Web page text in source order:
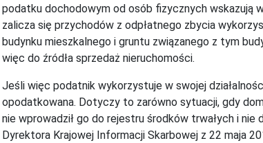
podatku dochodowym od osób fizycznych wskazują
zalicza się przychodów z odpłatnego zbycia
budynku mieszkalnego i gruntu związanego z tym
więc do źródła sprzedaż nieruchomości.
Jeśli więc podatnik wykorzystuje w swojej
opodatkowana. Dotyczy to zarówno sytuacji, gdy
nie wprowadził go do rejestru środków trwałych i
Dyrektora Krajowej Informacji Skarbowej z 22 maja